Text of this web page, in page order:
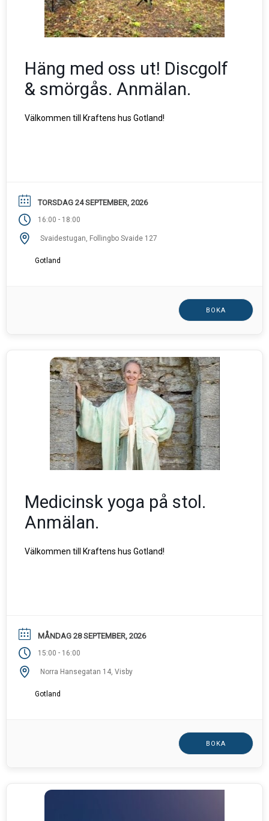
Häng med oss ut! Discgolf
& smörgås. Anmälan.
Välkommen till Kraftens hus Gotland!
TORSDAG 24 SEPTEMBER, 2026
16:00 - 18:00
Svaidestugan, Follingbo Svaide 127
Gotland
BOKA
Medicinsk yoga på stol.
Anmälan.
Välkommen till Kraftens hus Gotland!
MÅNDAG 28 SEPTEMBER, 2026
15:00 - 16:00
Norra Hansegatan 14, Visby
Gotland
BOKA